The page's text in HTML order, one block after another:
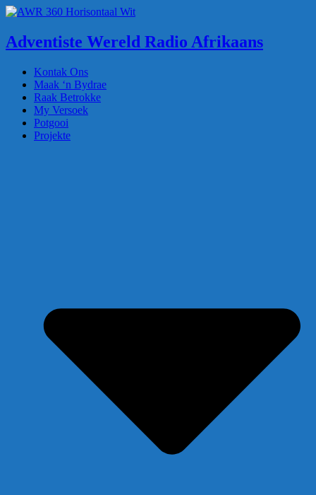
Adventiste Wereld Radio Afrikaans
Kontak Ons
Maak ‘n Bydrae
Raak Betrokke
My Versoek
Potgooi
Projekte